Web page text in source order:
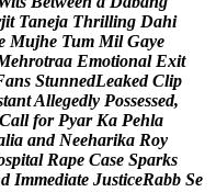
jit Taneja Thrilling Dahi
Mujhe Tum Mil Gaye
ehrotraa Emotional Exit
ans StunnedLeaked Clip
tantAllegedly Possessed,
Call for Pyar Ka Pehla
lia and Neeharika Roy
spital Rape Case Sparks
d Immediate JusticeRabb Se